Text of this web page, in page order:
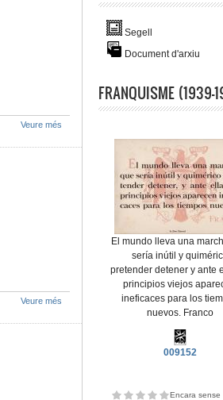
Segell
Document d'arxiu
FRANQUISME (1939-
El mundo lleva una
sería inútil y
pretender detener y ante
principios viejos
ineficaces para los
nuevos. Franco
009152
Encara sense
Veure més
Veure més